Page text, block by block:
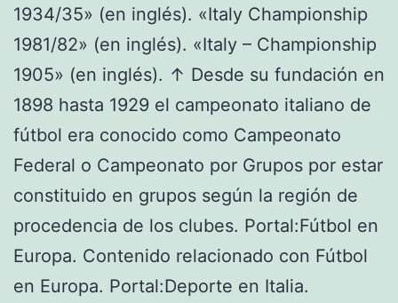
1934/35» (en inglés). «Italy Championship
1981/82» (en inglés). «Italy – Championship
1905» (en inglés). ↑ Desde su fundación en
1898 hasta 1929 el campeonato italiano de
fútbol era conocido como Campeonato
Federal o Campeonato por Grupos por estar
constituido en grupos según la región de
procedencia de los clubes. Portal:Fútbol en
Europa. Contenido relacionado con Fútbol
en Europa. Portal:Deporte en Italia.